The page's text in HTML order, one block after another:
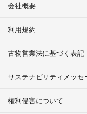
会社概要
利用規約
古物営業法に基づく表記
サステナビリティメッセ
権利侵害について